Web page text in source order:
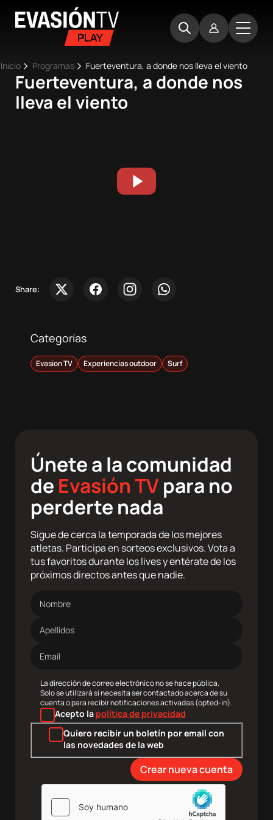
Ruta
de
navegación
Inicio Programas Fuerteventura, a donde nos lleva el viento
Fuerteventura, a donde nos
lleva el viento
Share:
Categorías
Evasion TV Experiencias outdoor Surf
Únete a la comunidad
de Evasión TVpara no
perderte nada
Sigue de cerca la temporada de los mejores
atletas. Participa en sorteos exclusivos. Vota a
tus favoritos durante los lives y entérate de los
próximos directos antes que nadie.
de
electrónico
La dirección de correo electrónico no se hace pública.
Solo se utilizará si necesita ser contactado acerca de su
cuenta o para recibir notificaciones activadas (opted-in).
Acepto la política de privacidad
Quiero recibir un boletín por email con
las novedades de la web
Main
navigation
Inicio
nosotros
Atletas